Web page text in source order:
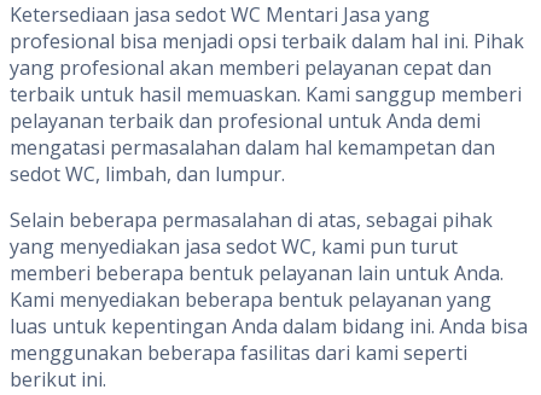
Ketersediaan jasa sedot WC Mentari Jasa yang
profesional bisa menjadi opsi terbaik dalam hal ini. Pihak
yang profesional akan memberi pelayanan cepat dan
terbaik untuk hasil memuaskan. Kami sanggup memberi
pelayanan terbaik dan profesional untuk Anda demi
mengatasi permasalahan dalam hal kemampetan dan
sedot WC, limbah, dan lumpur.
Selain beberapa permasalahan di atas, sebagai pihak
yang menyediakan jasa sedot WC, kami pun turut
memberi beberapa bentuk pelayanan lain untuk Anda.
Kami menyediakan beberapa bentuk pelayanan yang
luas untuk kepentingan Anda dalam bidang ini. Anda bisa
menggunakan beberapa fasilitas dari kami seperti
berikut ini.